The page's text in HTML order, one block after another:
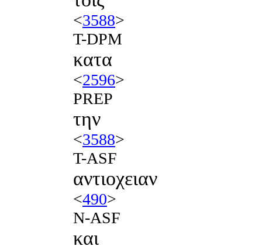
<3588>
T-DPM
κατα
<2596>
PREP
την
<3588>
T-ASF
αντιοχειαν
<490>
N-ASF
και